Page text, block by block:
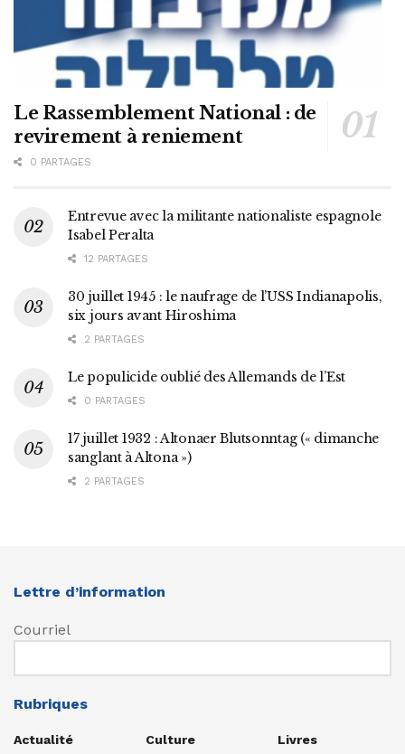
Le Rassemblement National : de
revirement à reniement
0 PARTAGES
Entrevue avec la militante nationaliste espagnole
Isabel Peralta
12 PARTAGES
30 juillet 1945 : le naufrage de l’USS Indianapolis,
six jours avant Hiroshima
2 PARTAGES
Le populicide oublié des Allemands de l’Est
0 PARTAGES
17 juillet 1932 : Altonaer Blutsonntag (« dimanche
sanglant à Altona »)
2 PARTAGES
Lettre d’information
Courriel
Rubriques
Actualité
Culture
Livres